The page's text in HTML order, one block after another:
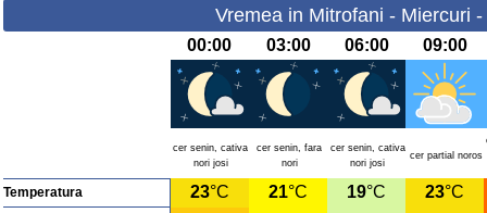
Vremea in Mitrofani - Miercuri
00:00 03:00 06:00 09:00
cer senin, cativa
nori josi
cer senin, fara
nori
cer senin, cativa
nori josi
cer partial noros
Temperatura 23°C 21°C 19°C 23°C